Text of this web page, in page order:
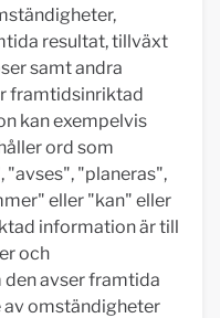
resultat, tillväxt
samt andra
framtidsinriktad
kan exempelvis
ord som
"planeras",
eller "kan" eller
information är till
och
avser framtida
av omständigheter